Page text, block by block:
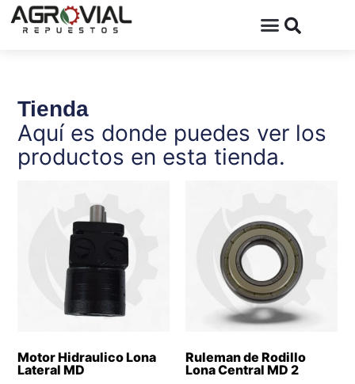
Tienda
Aquí es donde puedes ver los
productos en esta tienda.
Motor Hidraulico Lona
Lateral MD
Ruleman de Rodillo
Lona Central MD 2